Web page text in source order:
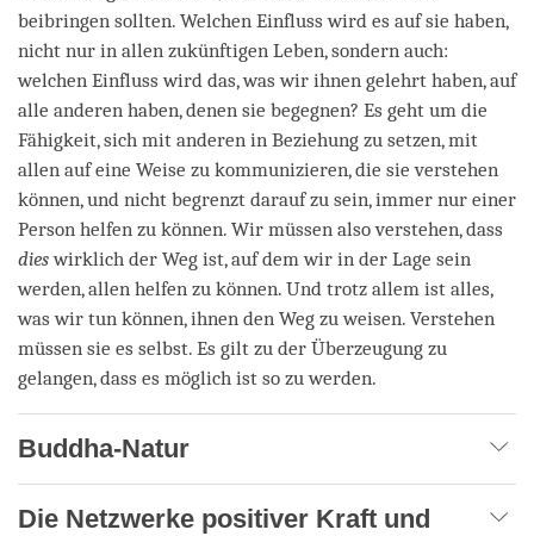
beibringen sollten. Welchen Einfluss wird es auf sie haben,
nicht nur in allen zukünftigen Leben, sondern auch:
welchen Einfluss wird das, was wir ihnen gelehrt haben, auf
alle anderen haben, denen sie begegnen? Es geht um die
Fähigkeit, sich mit anderen in Beziehung zu setzen, mit
allen auf eine Weise zu kommunizieren, die sie verstehen
können, und nicht begrenzt darauf zu sein, immer nur einer
Person helfen zu können. Wir müssen also verstehen, dass
dieswirklich der Weg ist, auf dem wir in der Lage sein
werden, allen helfen zu können. Und trotz allem ist alles,
was wir tun können, ihnen den Weg zu weisen. Verstehen
müssen sie es selbst. Es gilt zu der Überzeugung zu
gelangen, dass es möglich ist so zu werden.
Buddha-Natur
Die Netzwerke positiver Kraft und